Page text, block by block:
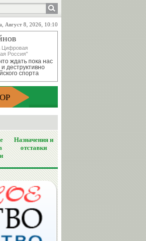
Август 8, 2026, 10:10
Цифровая
Россия"
ждать пока нас
деструктивно
спорта
Назначения и
отставки